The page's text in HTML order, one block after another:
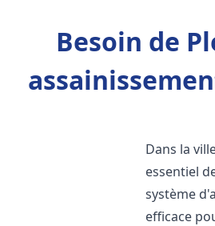
Besoin de
Dans la
essentiel
système
efficace